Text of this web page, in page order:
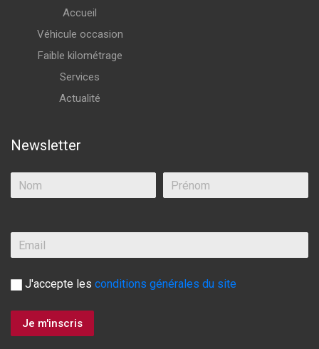
Accueil
Véhicule occasion
Faible kilométrage
Services
Actualité
Newsletter
J'accepte les conditions générales du site